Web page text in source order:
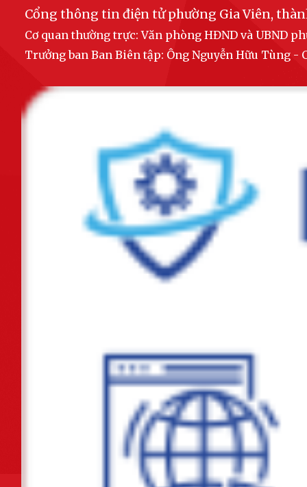
Cổng thông tin điện tử phường Gia Viên,
Cơ quan thường trực: Văn phòng HĐND và UBND
Trưởng ban Ban Biên tập: Ông Nguyễn Hữu Tùng -